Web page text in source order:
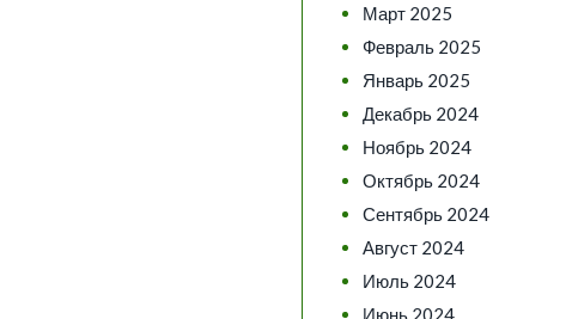
Март 2025
Февраль 2025
Январь 2025
Декабрь 2024
Ноябрь 2024
Октябрь 2024
Сентябрь 2024
Август 2024
Июль 2024
Июнь 2024